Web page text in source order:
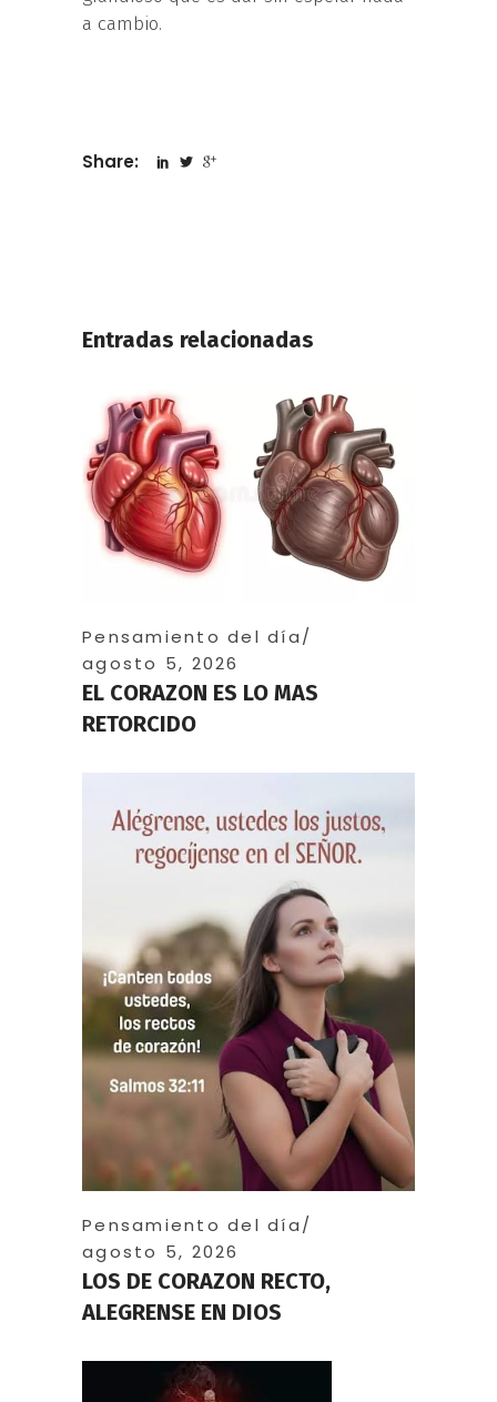
a cambio.
Share:
Entradas relacionadas
Pensamiento del día
agosto 5, 2026
EL CORAZON ES LO MAS
RETORCIDO
Pensamiento del día
agosto 5, 2026
LOS DE CORAZON RECTO,
ALEGRENSE EN DIOS